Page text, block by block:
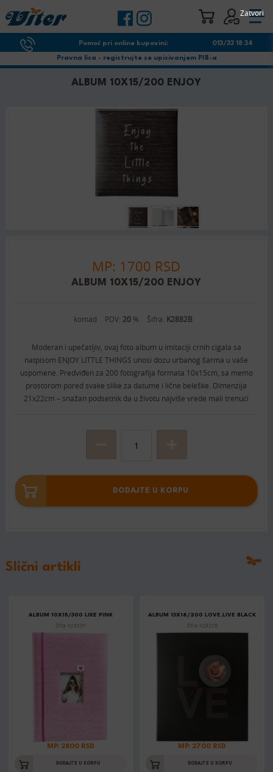
Pomoć pri online kupovini: 013/33 18 34
Pravna lica - registrujte se upisivanjem PIB-a
ALBUM 10X15/200 ENJOY
MP: 1700 RSD
ALBUM 10X15/200 ENJOY
komad PDV: 20 % Šifra: K2882B
Moderan i upečatljiv, ovaj foto album u imitaciji crnih cigala sa
natpisom ENJOY LITTLE THINGS unosi dozu urbanog šarma u vaše
uspomene. Predviđen za 200 fotografija formata 10x15cm, sa memo
prostorom pored svake slike za datume i lične beleške. Dimenzija
21x22cm – snažan podsetnik da u životu najviše vrede mali trenuci
DODAJTE U KORPU
Slični artikli
ALBUM 10X15/300 LIKE PINK
Šifra: K2953P
MP: 2800 RSD
DODAJTE U KORPU
ALBUM 13X18/200 LOVE,LIVE BLACK
Šifra: K2920B
MP: 2700 RSD
DODAJTE U KORPU
Zatvori